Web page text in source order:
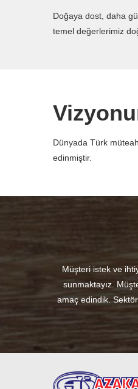
Doğaya dost, daha
temel değerlerimiz
Dünyada Türk
edinmiştir.
Müşteri istek ve
sunmaktayız.
amaç edindik.